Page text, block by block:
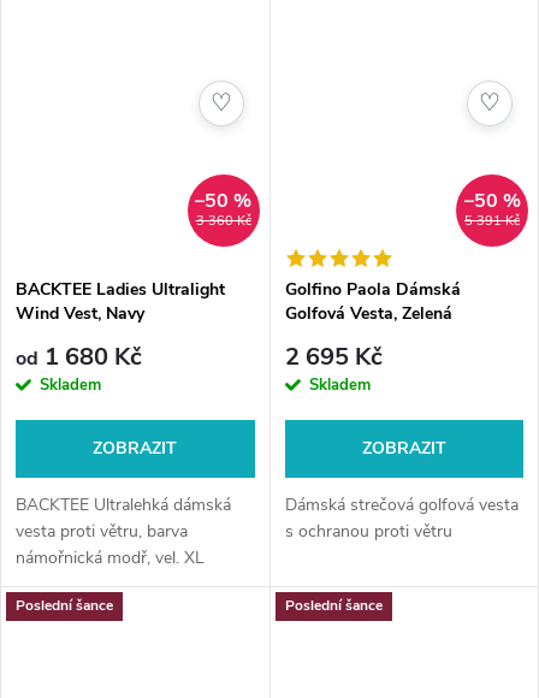
3 360 Kč
–50 %
BACKTEE Ladies Ultralight
Wind Vest, Navy
od 1 680 Kč
Skladem
ZOBRAZIT
BACKTEE Ultralehká dámská
vesta proti větru, barva
námořnická modř, vel. XL
♡
5 391 Kč
–50 %
Golfino Paola Dámská
Golfová Vesta, Zelená
2 695 Kč
Skladem
ZOBRAZIT
Dámská strečová golfová vesta
s ochranou proti větru
♡
Poslední šance Poslední šance